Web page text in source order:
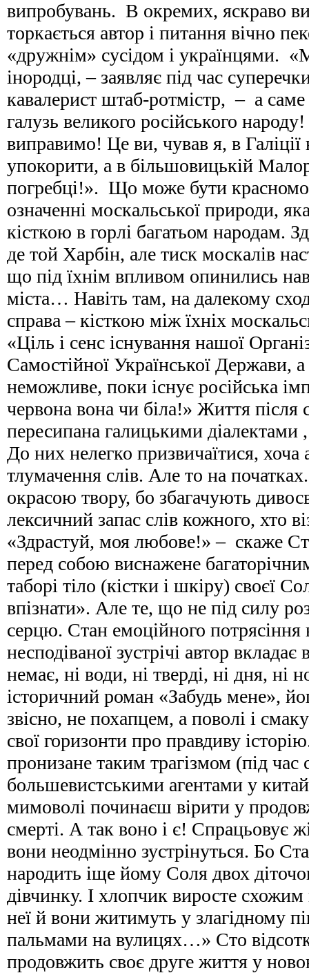
випробувань. В окремих, яскраво
торкається автор і питання вічно
«дружнім» сусідом і українцями.
інородці, – заявляє під час
кавалерист штаб-ротмістр, – а
галузь великого російського
виправимо! Це ви, чував я, в Галіції
упокорити, а в більшовицькій
погребці!». Що може бути
означенні москальської природи,
кісткою в горлі багатьом народам.
де той Харбін, але тиск москалів
що під їхнім впливом опинились
міста… Навіть там, на далекому
справа – кісткою між їхніх
«Ціль і сенс існування нашої
Самостійної Української Держави, а
неможливе, поки існує російська
червона вона чи біла!» Життя після
пересипана галицькими діалектами
До них нелегко призвичаїтися, хоча
тлумачення слів. Але то на
окрасою твору, бо збагачують
лексичний запас слів кожного, хто
«Здрастуй, моя любове!» – скаже
перед собою виснажене
таборі тіло (кістки і шкіру) своєї
впізнати». Але те, що не під силу
серцю. Стан емоційного потрясіння
несподіваної зустрічі автор
немає, ні води, ні тверді, ні дня, ні
історичний роман «Забудь мене»,
звісно, не похапцем, а поволі і
свої горизонти про правдиву
пронизане таким трагізмом (під час
большевистськими агентами у
мимоволі починаєш вірити у
смерті. А так воно і є! Спрацьовує
вони неодмінно зустрінуться. Бо
народить іще йому Соля двох
дівчинку. І хлопчик виросте схожим
неї й вони житимуть у злагідному
пальмами на вулицях…» Сто
продовжить своє друге життя у